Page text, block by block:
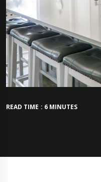
READ TIME : 6 MINUTES